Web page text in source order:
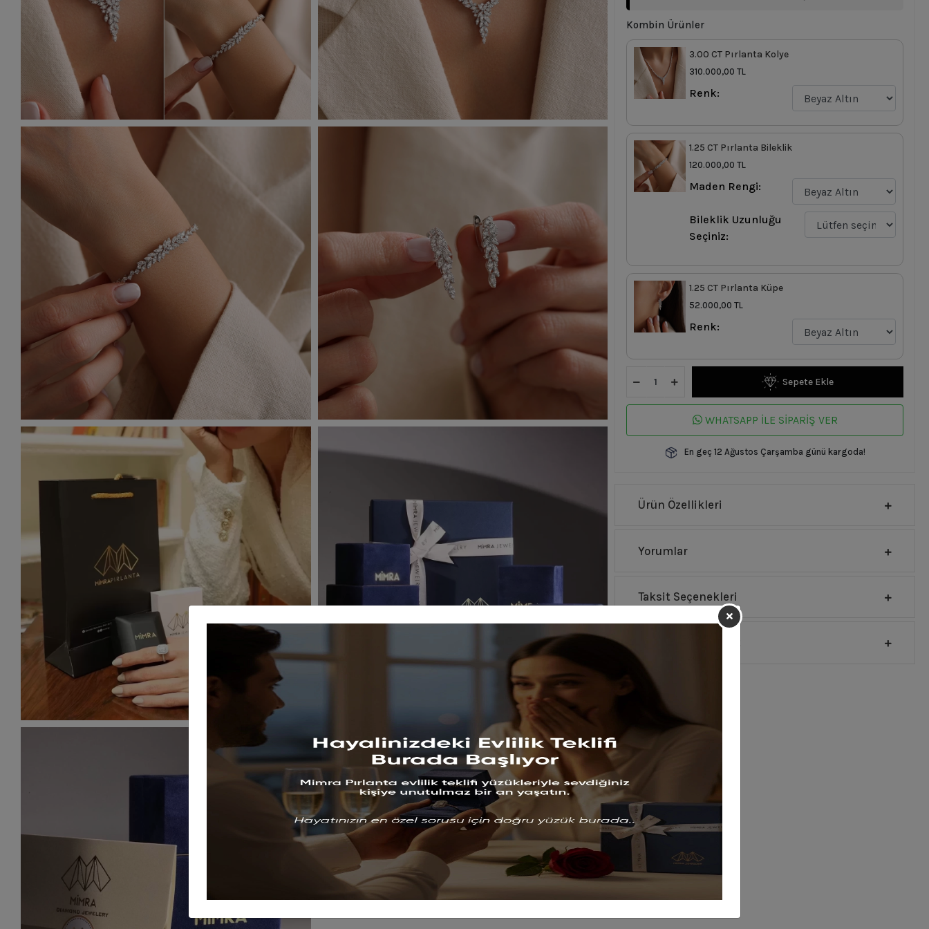
Kombin Ürünler
3.00 CT Pırlanta Kolye
310.000,00 TL
Renk:
1.25 CT Pırlanta Bileklik
120.000,00 TL
Maden Rengi:
Bileklik Uzunluğu
Seçiniz:
1.25 CT Pırlanta Küpe
52.000,00 TL
Renk:
Sepete Ekle
WHATSAPP İLE SİPARİŞ VER
En geç 12 Ağustos Çarşamba günü kargoda!
Ürün Özellikleri
Yorumlar
Taksit Seçenekleri